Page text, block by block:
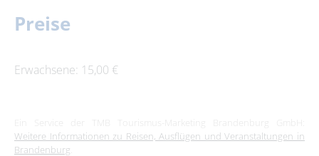
Preise
Erwachsene: 15,00 €
Weitere Informationen zu Reisen, Ausflügen und Veranstaltungen in
Brandenburg